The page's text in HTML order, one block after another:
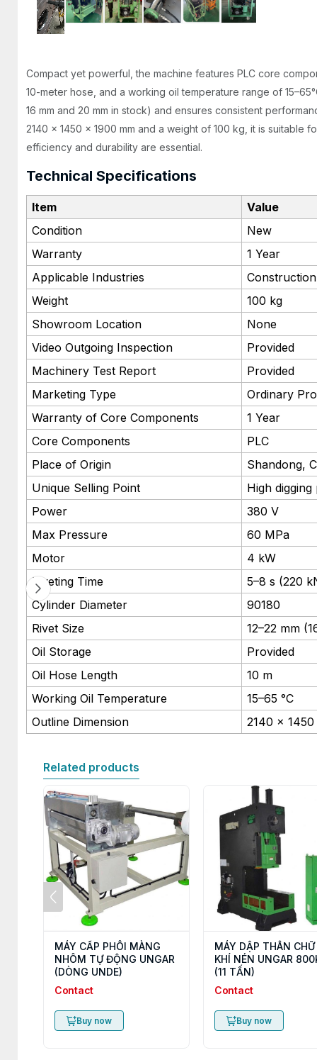
Compact yet powerful, the machine features PLC core
10-meter hose, and a working oil temperature range of
16 mm and 20 mm in stock) and ensures consistent
2140 × 1450 × 1900 mm and a weight of 100 kg, it is suitable
efficiency and durability are essential.
Technical Specifications
Item
Value
Condition
New
Warranty
1 Year
Applicable Industries
Weight
100 kg
Showroom Location
None
Video Outgoing Inspection
Provided
Machinery Test Report
Provided
Marketing Type
Ordinary
Warranty of Core Components
1 Year
Core Components
PLC
Place of Origin
Shandong,
Unique Selling Point
High
Power
380 V
Max Pressure
60 MPa
Motor
4 kW
Riveting Time
5–8 s (220
Cylinder Diameter
90180
Rivet Size
12–22 mm
Oil Storage
Provided
Oil Hose Length
10 m
Working Oil Temperature
15–65 °C
Outline Dimension
2140 ×
Related products
MÁY CẤP PHÔI MÀNG
NHÔM TỰ ĐỘNG UNGAR
(DÒNG UNDE)
Contact
Buy now
MÁY DẬP THÂN CHỮ
KHÍ NÉN UNGAR
(11 TẤN)
Contact
Buy now